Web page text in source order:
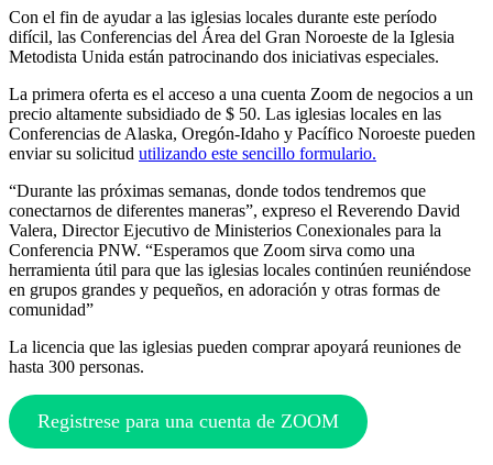
Gran
Noroeste
ofrecen
descuentos
para
cuentas
de
ZOOM
actualización
de
licencias
de
transmission
(CCLI)
Iglesias
Conferencias
Con el fin de ayudar a las iglesias locales durante este período
difícil, las Conferencias del Área del Gran Noroeste de la Iglesia
Metodista Unida están patrocinando dos iniciativas especiales.
La primera oferta es el acceso a una cuenta Zoom de negocios a un
precio altamente subsidiado de $ 50. Las iglesias locales en las
Conferencias de Alaska, Oregón-Idaho y Pacífico Noroeste pueden
enviar su solicitud utilizando este sencillo formulario.
“Durante las próximas semanas, donde todos tendremos que
conectarnos de diferentes maneras”, expreso el Reverendo David
Valera, Director Ejecutivo de Ministerios Conexionales para la
Conferencia PNW. “Esperamos que Zoom sirva como una
herramienta útil para que las iglesias locales continúen reuniéndose
en grupos grandes y pequeños, en adoración y otras formas de
comunidad”
La licencia que las iglesias pueden comprar apoyará reuniones de
hasta 300 personas.
Registrese para una cuenta de ZOOM